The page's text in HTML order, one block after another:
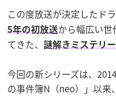
この度放送が決定したド
5年の初放送から幅広い
てきた、
謎解きミステリ
今回の新シリーズは、
の事件簿N（neo）」以来、